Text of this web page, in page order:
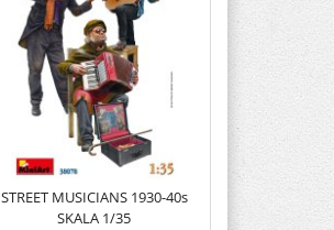
STREET MUSICIANS 1930-40s
SKALA 1/35